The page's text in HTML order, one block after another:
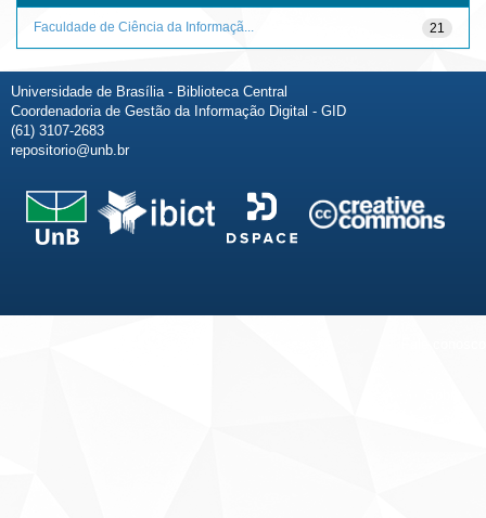
21
Faculdade de Ciência da Informaçã...
Universidade de Brasília - Biblioteca Central
Coordenadoria de Gestão da Informação Digital - GID
(61) 3107-2683
repositorio@unb.br